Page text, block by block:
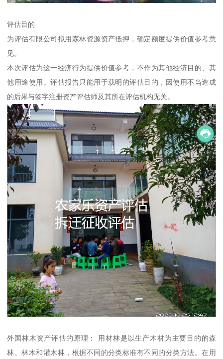
评估目的
为评估有限公司拟用森林资源资产抵押，确定额度提供价值参考意
见。
本次评估为这一经济行为提供价值参考，不作为其他经济目的、其
他用途使用。评估报告只能用于载明的评估目的，因使用不当造成
的后果与签字注册资产评估师及其所在评估机构无关。
外国林木资产评估的原理： 用材林是以生产木材为主要目的的森
林、林木和灌木林，根据不同的分类标准有不同的分类方法。在用